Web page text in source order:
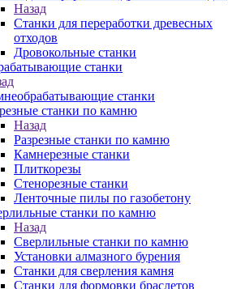
Назад
Станки для переработки древесных
отходов
Дровокольные станки
станки
станки
станки по камню
Назад
Разрезные станки по камню
Камнерезные станки
Плиткорезы
Стенорезные станки
Ленточные пилы по газобетону
станки по камню
Назад
Сверлильные станки по камню
Установки алмазного бурения
Станки для сверления камня
Станки для формовки браслетов